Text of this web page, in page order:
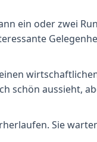
ein oder zwei
schön aussieht,
Sie